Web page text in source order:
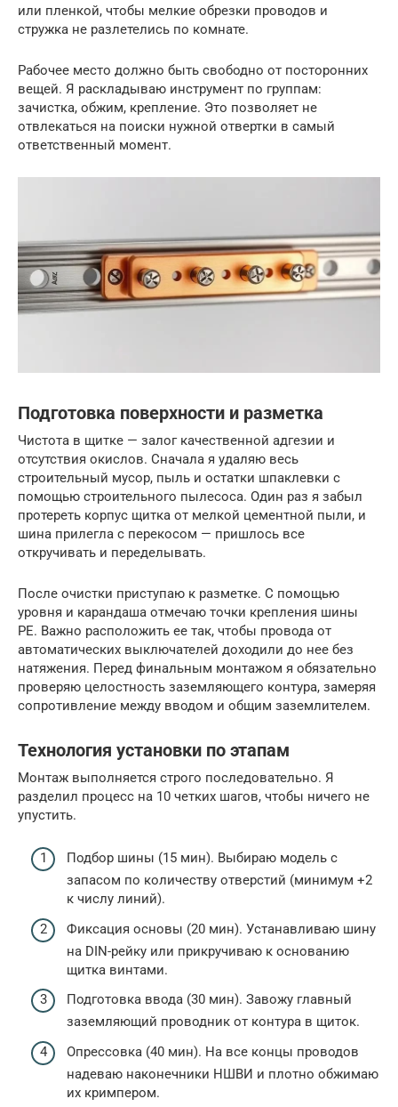
или пленкой, чтобы мелкие обрезки проводов и
стружка не разлетелись по комнате.
Рабочее место должно быть свободно от посторонних
вещей. Я раскладываю инструмент по группам:
зачистка, обжим, крепление. Это позволяет не
отвлекаться на поиски нужной отвертки в самый
ответственный момент.
Подготовка поверхности и разметка
Чистота в щитке — залог качественной адгезии и
отсутствия окислов. Сначала я удаляю весь
строительный мусор, пыль и остатки шпаклевки с
помощью строительного пылесоса. Один раз я забыл
протереть корпус щитка от мелкой цементной пыли, и
шина прилегла с перекосом — пришлось все
откручивать и переделывать.
После очистки приступаю к разметке. С помощью
уровня и карандаша отмечаю точки крепления шины
PE. Важно расположить ее так, чтобы провода от
автоматических выключателей доходили до нее без
натяжения. Перед финальным монтажом я обязательно
проверяю целостность заземляющего контура, замеряя
сопротивление между вводом и общим заземлителем.
Технология установки по этапам
Монтаж выполняется строго последовательно. Я
разделил процесс на 10 четких шагов, чтобы ничего не
упустить.
Подбор шины (15 мин). Выбираю модель с
запасом по количеству отверстий (минимум +2
к числу линий).
Фиксация основы (20 мин). Устанавливаю шину
на DIN-рейку или прикручиваю к основанию
щитка винтами.
Подготовка ввода (30 мин). Завожу главный
заземляющий проводник от контура в щиток.
Опрессовка (40 мин). На все концы проводов
надеваю наконечники НШВИ и плотно обжимаю
их кримпером.